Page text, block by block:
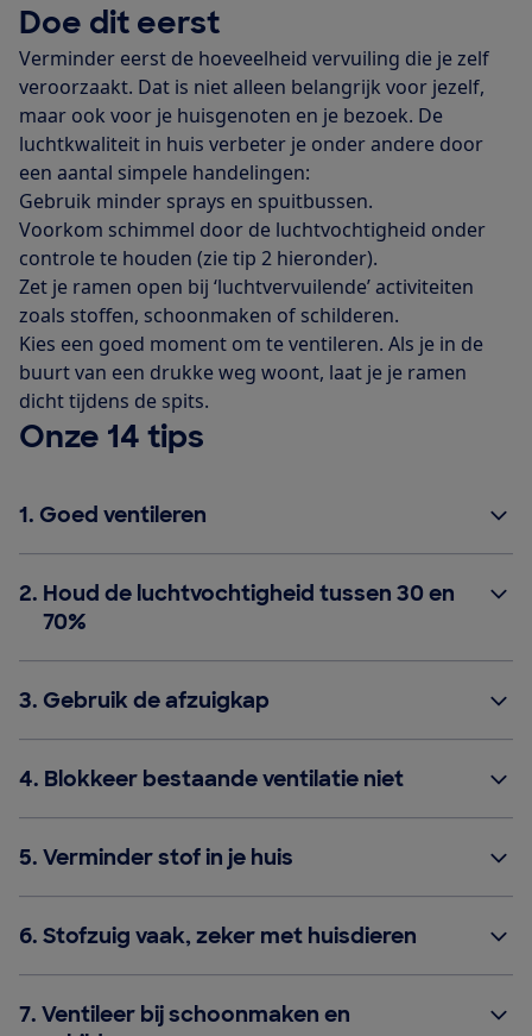
Doe dit eerst
Verminder eerst de hoeveelheid vervuiling die je zelf
veroorzaakt. Dat is niet alleen belangrijk voor jezelf,
maar ook voor je huisgenoten en je bezoek. De
luchtkwaliteit in huis verbeter je onder andere door
een aantal simpele handelingen:
Gebruik minder sprays en spuitbussen.
Voorkom schimmel door de luchtvochtigheid onder
controle te houden (zie tip 2 hieronder).
Zet je ramen open bij ‘luchtvervuilende’ activiteiten
zoals stoffen, schoonmaken of schilderen.
Kies een goed moment om te ventileren. Als je in de
buurt van een drukke weg woont, laat je je ramen
dicht tijdens de spits.
Onze 14 tips
1. Goed ventileren
2. Houd de luchtvochtigheid tussen 30 en
70%
3. Gebruik de afzuigkap
4. Blokkeer bestaande ventilatie niet
5. Verminder stof in je huis
6. Stofzuig vaak, zeker met huisdieren
7. Ventileer bij schoonmaken en